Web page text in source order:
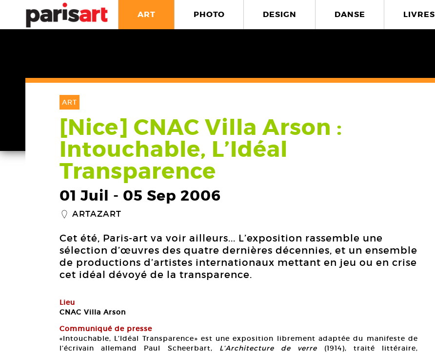
ART PHOTO DESIGN DANSE LIVRES
ART
[Nice] CNAC Villa Arson :
Intouchable, L’Idéal
Transparence
01 Juil - 05 Sep 2006
_ ARTAZART
Cet été, Paris-art va voir ailleurs... L’exposition rassemble une
sélection d’œuvres des quatre dernières décennies, et un ensemble
de productions d’artistes internationaux mettant en jeu ou en crise
cet idéal dévoyé de la transparence.
Lieu
CNAC Villa Arson
Communiqué de presse
«Intouchable, L’Idéal Transparence» est une exposition librement adaptée du manifeste de
l’écrivain allemand Paul Scheerbart, L’Architecture de verre (1914), traité littéraire,